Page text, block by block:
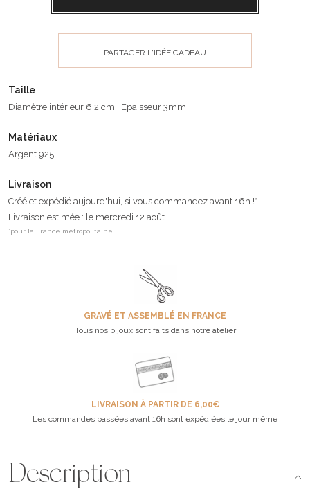
PARTAGER L'IDÉE CADEAU
Taille
Diamètre intérieur 6.2 cm | Epaisseur 3mm
Matériaux
Argent 925
Livraison
Créé et expédié aujourd'hui, si vous commandez avant 16h !*
Livraison estimée : le mercredi 12 août
*pour la France métropolitaine
GRAVÉ ET ASSEMBLÉ EN FRANCE
Tous nos bijoux sont faits dans notre atelier
LIVRAISON À PARTIR DE 6,00€
Les commandes passées avant 16h sont expédiées le jour même
Description